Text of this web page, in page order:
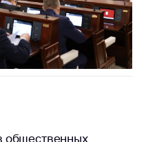
общественных